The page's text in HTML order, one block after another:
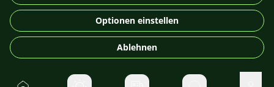
DE
© 2026 For Aquarist
Optionen einstellen
Ablehnen